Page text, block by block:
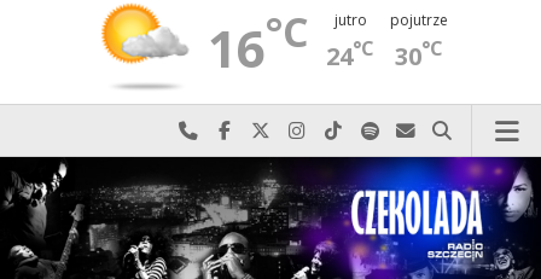
16°C jutro
24°C
pojutrze
30°C
Najlepiej po prostu do nas zadzwoń
Odwiedź nas na Facebook-u
Odwiedź nas na X
Odwiedź nas na Instagram-ie
Odwiedź nas na TikTok-u
Szukaj nas na Spotify
Wyślij do nas
Szukaj